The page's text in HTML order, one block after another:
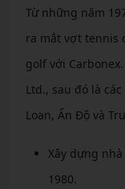
Từ những năm
ra mắt vợt tennis
golf với
Ltd., sau đó là
Loan, Ấn Độ và
Xây dựng
1980.